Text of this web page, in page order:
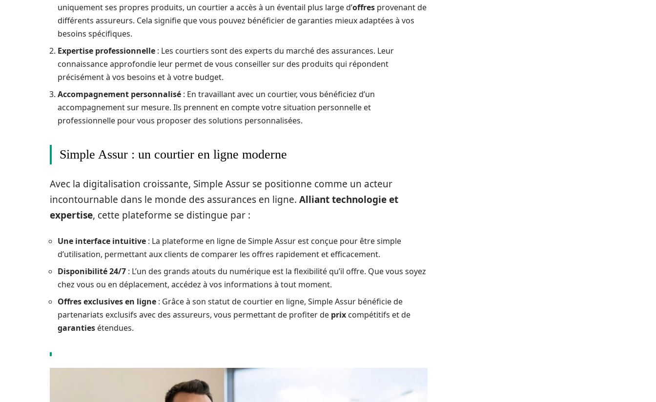
uniquement ses propres produits, un courtier a accès à un éventail plus large d’offres provenant de
différents assureurs. Cela signifie que vous pouvez bénéficier de garanties mieux adaptées à vos
besoins spécifiques.
Expertise professionnelle : Les courtiers sont des experts du marché des assurances. Leur
connaissance approfondie leur permet de vous conseiller sur des produits qui répondent
précisément à vos besoins et à votre budget.
Accompagnement personnalisé : En travaillant avec un courtier, vous bénéficiez d’un
accompagnement sur mesure. Ils prennent en compte votre situation personnelle et
professionnelle pour vous proposer des solutions personnalisées.
Simple Assur : un courtier en ligne moderne
Avec la digitalisation croissante, Simple Assur se positionne comme un acteur
incontournable dans le monde des assurances en ligne. Alliant technologie et
expertise, cette plateforme se distingue par :
Une interface intuitive : La plateforme en ligne de Simple Assur est conçue pour être simple
d’utilisation, permettant aux clients de comparer les offres rapidement et efficacement.
Disponibilité 24/7 : L’un des grands atouts du numérique est la flexibilité qu’il offre. Que vous soyez
chez vous ou en déplacement, accédez à vos informations à tout moment.
Offres exclusives en ligne : Grâce à son statut de courtier en ligne, Simple Assur bénéficie de
partenariats exclusifs avec des assureurs, vous permettant de profiter de prix compétitifs et de
garanties étendues.